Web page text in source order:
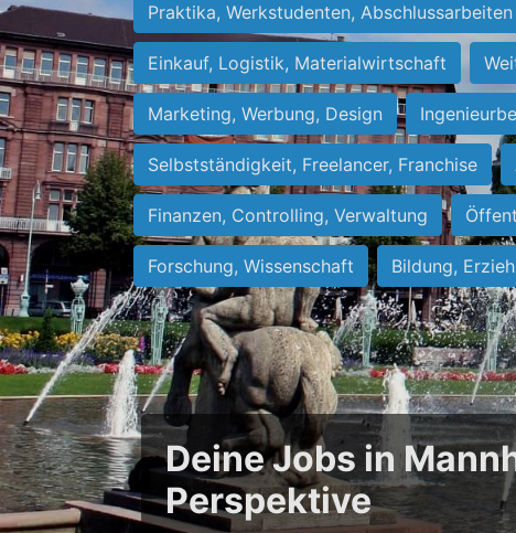
Praktika, Werkstudenten, Abschlussarbeiten
Einkauf, Logistik, Materialwirtschaft
Marketing, Werbung, Design
Selbstständigkeit, Freelancer, Franchise
Finanzen, Controlling, Verwaltung
Forschung, Wissenschaft Bildung,
Deine Jobs in
Perspektive